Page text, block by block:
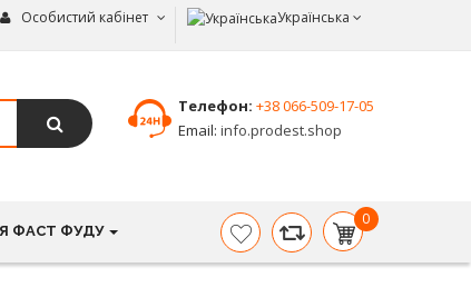
Особистий кабінет Українська
Телефон: +38 066-509-17-05
Email: info.prodest.shop
ФАСТ ФУДУ
0
item(s)
-